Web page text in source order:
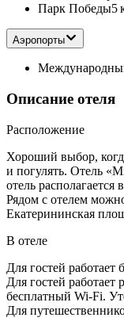
Парк Победы5
Аэропорты
Описание отеля
Расположение
Хороший выбор,
и погулять. Отель
отель
Рядом с отелем
Екатерининская
В отеле
Для гостей
Для гостей работает
бесплатный Wi-Fi.
Для